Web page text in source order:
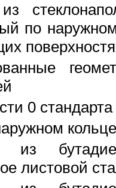
по
0
кольце
из
листовой